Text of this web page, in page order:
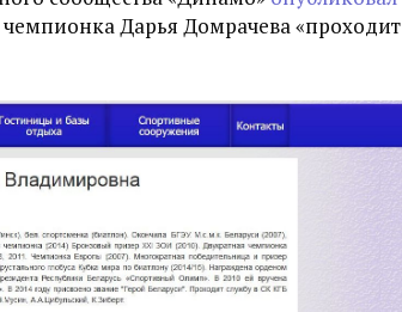
Дарья Домрачева «проходит